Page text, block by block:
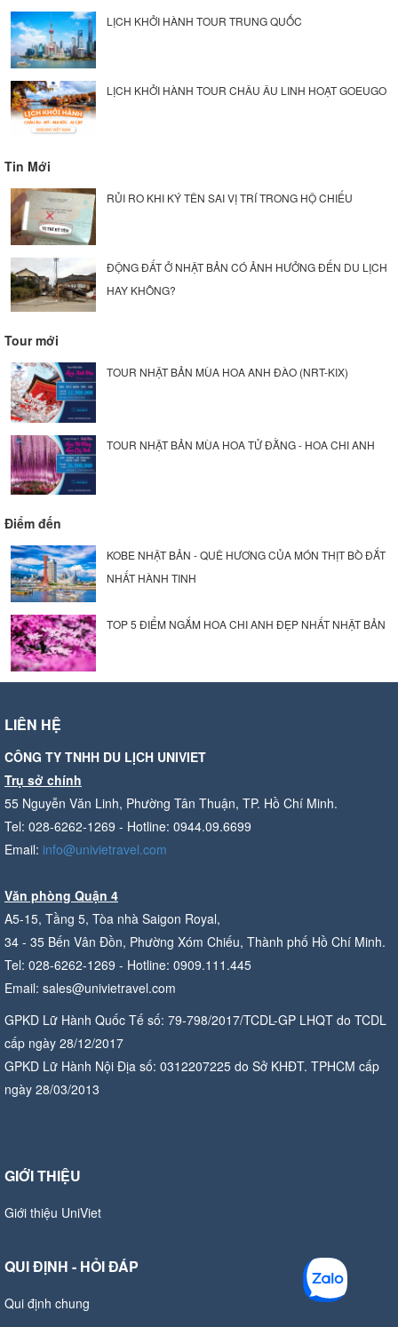
LỊCH KHỞI HÀNH TOUR TRUNG QUỐC
LỊCH KHỞI HÀNH TOUR CHÂU ÂU LINH HOẠT GOEUGO
Tin Mới
RỦI RO KHI KÝ TÊN SAI VỊ TRÍ TRONG HỘ CHIẾU
ĐỘNG ĐẤT Ở NHẬT BẢN CÓ ẢNH HƯỞNG ĐẾN DU LỊCH
HAY KHÔNG?
Tour mới
TOUR NHẬT BẢN MÙA HOA ANH ĐÀO (NRT-KIX)
TOUR NHẬT BẢN MÙA HOA TỬ ĐẰNG - HOA CHI ANH
Điểm đến
KOBE NHẬT BẢN - QUÊ HƯƠNG CỦA MÓN THỊT BÒ ĐẮT
NHẤT HÀNH TINH
TOP 5 ĐIỂM NGẮM HOA CHI ANH ĐẸP NHẤT NHẬT BẢN
LIÊN HỆ
CÔNG TY TNHH DU LỊCH UNIVIET
Trụ sở chính
55 Nguyễn Văn Linh, Phường Tân Thuận, TP. Hồ Chí Minh.
Tel: 028-6262-1269 - Hotline: 0944.09.6699
Email: info@univietravel.com
Văn phòng Quận 4
A5-15, Tầng 5, Tòa nhà Saigon Royal,
34 - 35 Bến Vân Đồn, Phường Xóm Chiếu, Thành phố Hồ Chí Minh.
Tel: 028-6262-1269 - Hotline: 0909.111.445
Email: sales@univietravel.com
GPKD Lữ Hành Quốc Tế số: 79-798/2017/TCDL-GP LHQT do TCDL
cấp ngày 28/12/2017
GPKD Lữ Hành Nội Địa số: 0312207225 do Sở KHĐT. TPHCM cấp
ngày 28/03/2013
GIỚI THIỆU
Giới thiệu UniViet
QUI ĐỊNH - HỎI ĐÁP
Qui định chung